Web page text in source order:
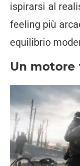
ispirarsi al
feeling più
equilibrio
Un